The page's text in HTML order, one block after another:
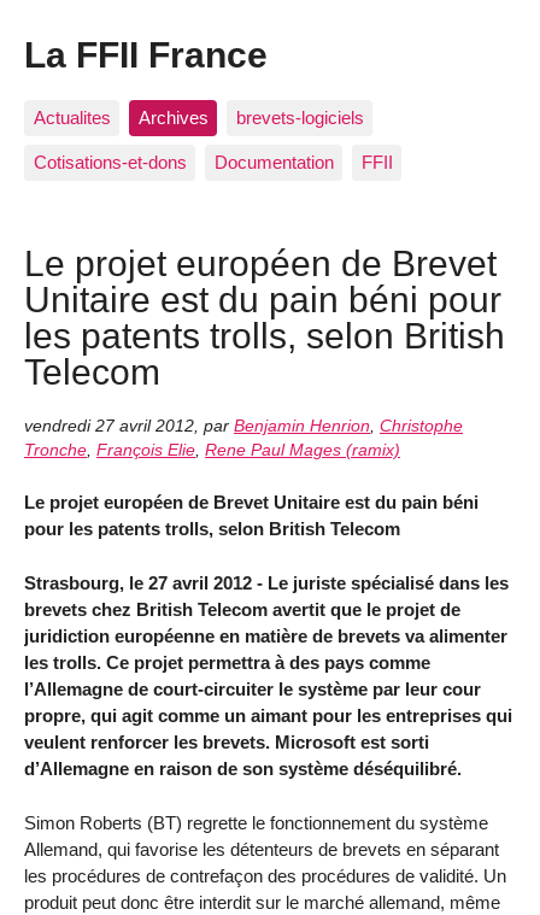
La FFII France
Actualites Archives brevets-logiciels
Cotisations-et-dons Documentation FFII
Le projet européen de Brevet
Unitaire est du pain béni pour
les patents trolls, selon British
Telecom
vendredi 27 avril 2012 par Benjamin Henrion Christophe
Tronche François Elie Rene Paul Mages (ramix)
Le projet européen de Brevet Unitaire est du pain béni
pour les patents trolls, selon British Telecom
Strasbourg, le 27 avril 2012 - Le juriste spécialisé dans les
brevets chez British Telecom avertit que le projet de
juridiction européenne en matière de brevets va alimenter
les trolls. Ce projet permettra à des pays comme
l’Allemagne de court-circuiter le système par leur cour
propre, qui agit comme un aimant pour les entreprises qui
veulent renforcer les brevets. Microsoft est sorti
d’Allemagne en raison de son système déséquilibré.
Simon Roberts (BT) regrette le fonctionnement du système
Allemand, qui favorise les détenteurs de brevets en séparant
les procédures de contrefaçon des procédures de validité. Un
produit peut donc être interdit sur le marché allemand, même